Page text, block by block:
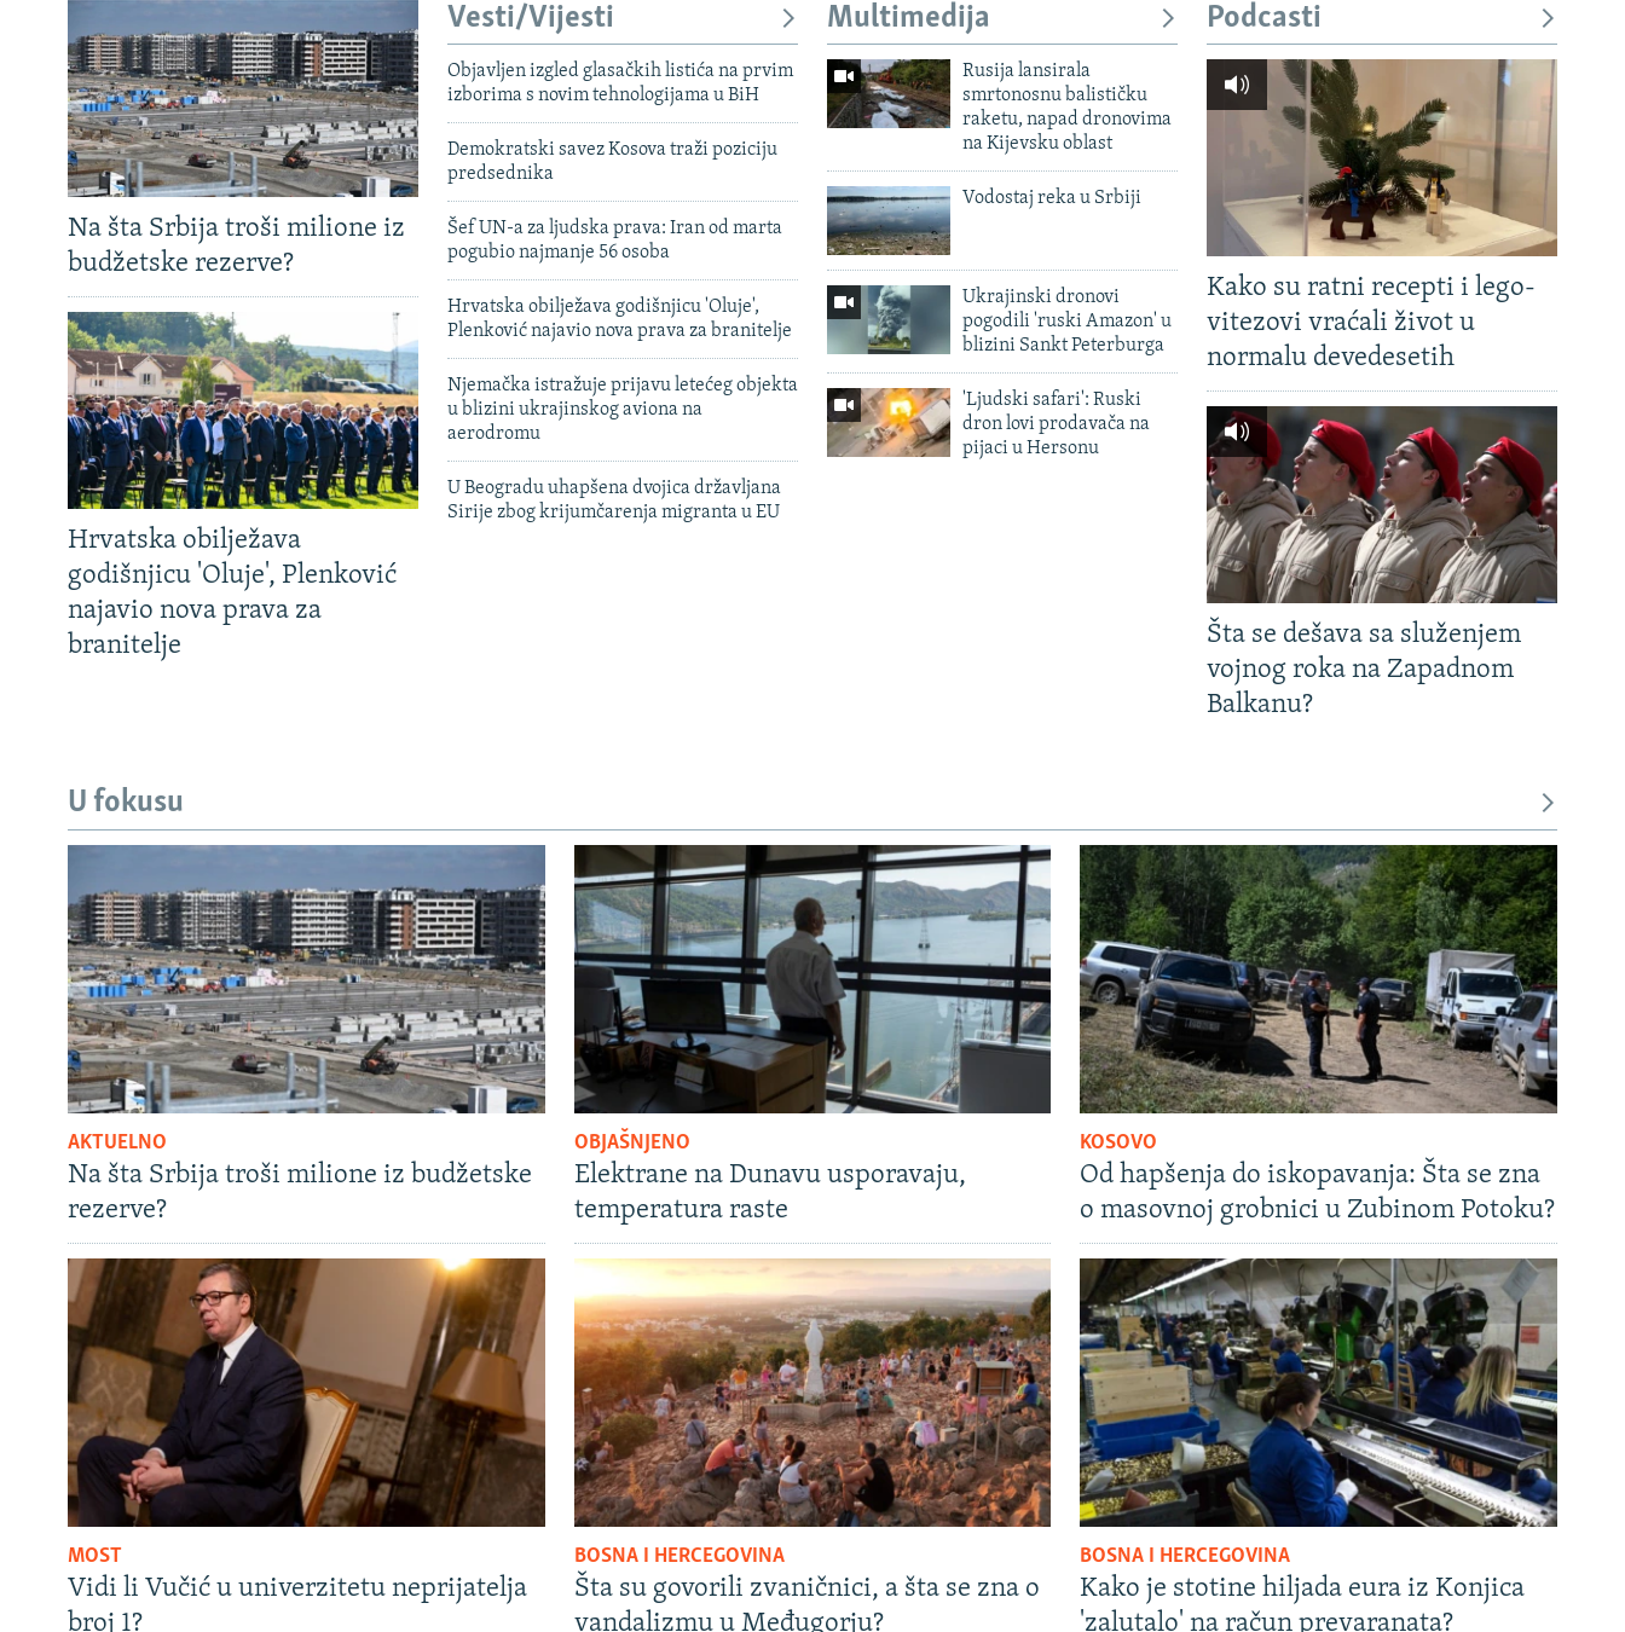
Na šta Srbija troši milione iz
budžetske rezerve?
Hrvatska obilježava
godišnjicu 'Oluje', Plenković
najavio nova prava za
branitelje
Vesti/Vijesti
Objavljen izgled glasačkih listića na prvim
izborima s novim tehnologijama u BiH
Demokratski savez Kosova traži poziciju
predsednika
Šef UN-a za ljudska prava: Iran od marta
pogubio najmanje 56 osoba
Hrvatska obilježava godišnjicu 'Oluje',
Plenković najavio nova prava za branitelje
Njemačka istražuje prijavu letećeg objekta
u blizini ukrajinskog aviona na
aerodromu
U Beogradu uhapšena dvojica državljana
Sirije zbog krijumčarenja migranta u EU
Multimedija
Rusija lansirala
smrtonosnu balističku
raketu, napad dronovima
na Kijevsku oblast
Vodostaj reka u Srbiji
Ukrajinski dronovi
pogodili 'ruski Amazon' u
blizini Sankt Peterburga
'Ljudski safari': Ruski
dron lovi prodavača na
pijaci u Hersonu
Podcasti
Kako su ratni recepti i lego-
vitezovi vraćali život u
normalu devedesetih
Šta se dešava sa služenjem
vojnog roka na Zapadnom
Balkanu?
U fokusu
AKTUELNO
Na šta Srbija troši milione iz budžetske
rezerve?
OBJAŠNJENO
Elektrane na Dunavu usporavaju,
temperatura raste
KOSOVO
Od hapšenja do iskopavanja: Šta se zna
o masovnoj grobnici u Zubinom Potoku?
MOST
Vidi li Vučić u univerzitetu neprijatelja
broj 1?
BOSNA I HERCEGOVINA
Šta su govorili zvaničnici, a šta se zna o
vandalizmu u Međugorju?
BOSNA I HERCEGOVINA
Kako je stotine hiljada eura iz Konjica
'zalutalo' na račun prevaranata?